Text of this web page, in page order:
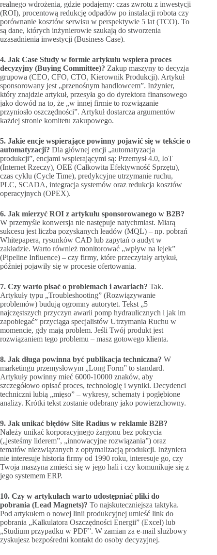
realnego wdrożenia, gdzie podajemy: czas zwrotu z inwestycji
(ROI), procentową redukcję odpadów po instalacji robota czy
porównanie kosztów serwisu w perspektywie 5 lat (TCO). To
są dane, których inżynierowie szukają do stworzenia
uzasadnienia inwestycji (Business Case).
4. Jak Case Study w formie artykułu wspiera proces
decyzyjny (Buying Committee)? Zakup maszyny to decyzja
grupowa (CEO, CFO, CTO, Kierownik Produkcji). Artykuł
sponsorowany jest „przenośnym handlowcem”. Inżynier,
który znajdzie artykuł, przesyła go do dyrektora finansowego
jako dowód na to, że „w innej firmie to rozwiązanie
przyniosło oszczędności”. Artykuł dostarcza argumentów
każdej stronie komitetu zakupowego.
5. Jakie encje wspierające powinny pojawić się w tekście o
automatyzacji? Dla głównej encji „automatyzacja
produkcji”, encjami wspierającymi są: Przemysł 4.0, IoT
(Internet Rzeczy), OEE (Całkowita Efektywność Sprzętu),
czas cyklu (Cycle Time), predykcyjne utrzymanie ruchu,
PLC, SCADA, integracja systemów oraz redukcja kosztów
operacyjnych (OPEX).
6. Jak mierzyć ROI z artykułu sponsorowanego w B2B?
W przemyśle konwersja nie następuje natychmiast. Miarą
sukcesu jest liczba pozyskanych leadów (MQL) – np. pobrań
Whitepapera, rysunków CAD lub zapytań o audyt w
zakładzie. Warto również monitorować „wpływ na lejek”
(Pipeline Influence) – czy firmy, które przeczytały artykuł,
później pojawiły się w procesie ofertowania.
7. Czy warto pisać o problemach i awariach? Tak.
Artykuły typu „Troubleshooting” (Rozwiązywanie
problemów) budują ogromny autorytet. Tekst „5
najczęstszych przyczyn awarii pomp hydraulicznych i jak im
zapobiegać” przyciąga specjalistów Utrzymania Ruchu w
momencie, gdy mają problem. Jeśli Twój produkt jest
rozwiązaniem tego problemu – masz gotowego klienta.
8. Jak długa powinna być publikacja techniczna? W
marketingu przemysłowym „Long Form” to standard.
Artykuły powinny mieć 6000-10000 znaków, aby
szczegółowo opisać proces, technologię i wyniki. Decydenci
techniczni lubią „mięso” – wykresy, schematy i pogłębione
analizy. Krótki tekst zostanie odebrany jako powierzchowny.
9. Jak unikać błędów Site Radius w reklamie B2B?
Należy unikać korporacyjnego żargonu bez pokrycia
(„jesteśmy liderem”, „innowacyjne rozwiązania”) oraz
tematów niezwiązanych z optymalizacją produkcji. Inżyniera
nie interesuje historia firmy od 1990 roku, interesuje go, czy
Twoja maszyna zmieści się w jego hali i czy komunikuje się z
jego systemem ERP.
10. Czy w artykułach warto udostępniać pliki do
pobrania (Lead Magnets)? To najskuteczniejsza taktyka.
Pod artykułem o nowej linii produkcyjnej umieść link do
pobrania „Kalkulatora Oszczędności Energii” (Excel) lub
„Studium przypadku w PDF”. W zamian za e-mail służbowy
zyskujesz bezpośredni kontakt do osoby decyzyjnej.